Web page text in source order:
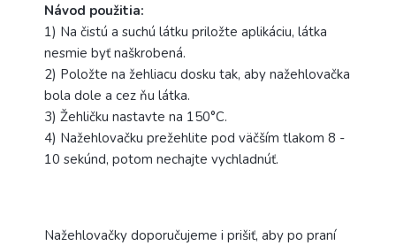
Návod použitia:
1) Na čistú a suchú látku priložte aplikáciu, látka
nesmie byť naškrobená.
2) Položte na žehliacu dosku tak, aby nažehlovačka
bola dole a cez ňu látka.
3) Žehličku nastavte na 150°C.
4) Nažehlovačku prežehlite pod väčším tlakom 8 -
10 sekúnd, potom nechajte vychladnúť.
Nažehlovačky doporučujeme i prišiť, aby po praní